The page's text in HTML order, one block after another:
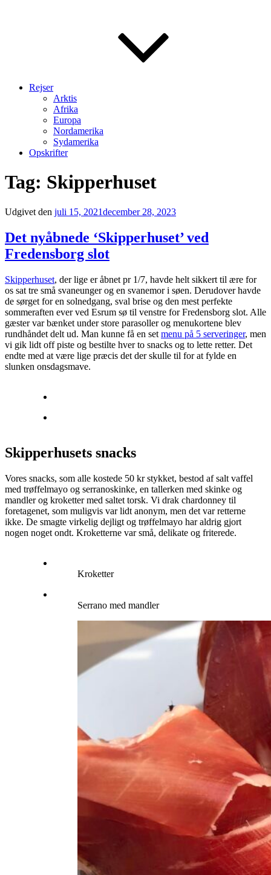
Rejser
Arktis
Afrika
Europa
Nordamerika
Sydamerika
Opskrifter
Tag: Skipperhuset
Udgivet den juli 15, 2021december 28, 2023
Det nyåbnede ‘Skipperhuset’ ved
Fredensborg slot
Skipperhuset, der lige er åbnet pr 1/7, havde helt sikkert til ære for
os sat tre små svaneunger og en svanemor i søen. Derudover havde
de sørget for en solnedgang, sval brise og den mest perfekte
sommeraften ever ved Esrum sø til venstre for Fredensborg slot. Alle
gæster var bænket under store parasoller og menukortene blev
rundhåndet delt ud. Man kunne få en set menu på 5 serveringer, men
vi gik lidt off piste og bestilte hver to snacks og to lette retter. Det
endte med at være lige præcis det der skulle til for at fylde en
slunken onsdagsmave.
Skipperhusets snacks
Vores snacks, som alle kostede 50 kr stykket, bestod af salt vaffel
med trøffelmayo og serranoskinke, en tallerken med skinke og
mandler og kroketter med saltet torsk. Vi drak chardonney til
foretagenet, som muligvis var lidt anonym, men det var retterne
ikke. De smagte virkelig dejligt og trøffelmayo har aldrig gjort
nogen noget ondt. Kroketterne var små, delikate og friterede.
Kroketter
Serrano med mandler